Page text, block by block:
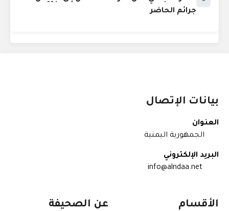
جرائم الحاضر
بيانات الإتصال
العنوان
الجمهورية اليمنية
البريد الإلكتروني
info@alndaa.net
الأقسام عن الصحيفة